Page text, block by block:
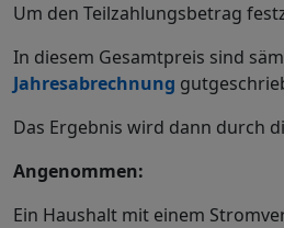
Um den Teilzahlungsbetrag
In diesem Gesamtpreis sind
Jahresabrechnung
Das Ergebnis wird dann durch
Angenommen:
Ein Haushalt mit einem